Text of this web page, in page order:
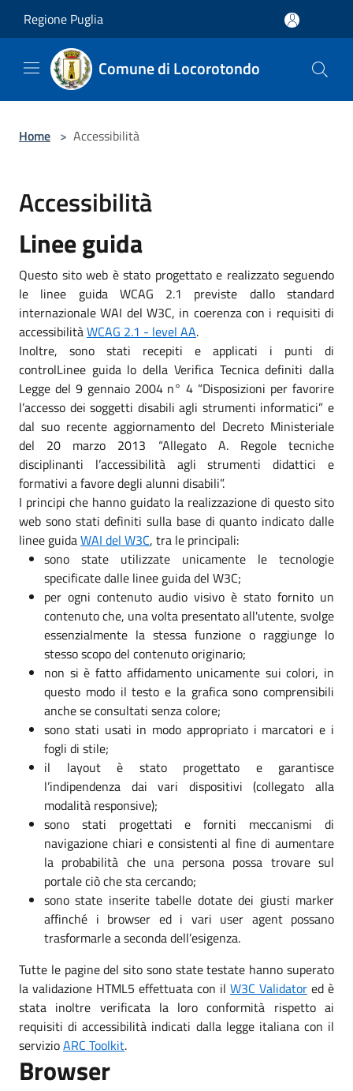
Regione Puglia
Comune di Locorotondo
Home > Accessibilità
Accessibilità
Linee guida
Questo sito web è stato progettato e realizzato seguendo
le linee guida WCAG 2.1 previste dallo standard
internazionale WAI del W3C, in coerenza con i requisiti di
accessibilitàWCAG 2.1 - level AA.
Inoltre, sono stati recepiti e applicati i punti di
controlLinee guida lo della Verifica Tecnica definiti dalla
Legge del 9 gennaio 2004 n° 4 “Disposizioni per favorire
l’accesso dei soggetti disabili agli strumenti informatici” e
dal suo recente aggiornamento del Decreto Ministeriale
del 20 marzo 2013 “Allegato A. Regole tecniche
disciplinanti l’accessibilità agli strumenti didattici e
formativi a favore degli alunni disabili”.
I principi che hanno guidato la realizzazione di questo sito
web sono stati definiti sulla base di quanto indicato dalle
linee guidaWAI del W3C, tra le principali:
sono state utilizzate unicamente le tecnologie
specificate dalle linee guida del W3C;
per ogni contenuto audio visivo è stato fornito un
contenuto che, una volta presentato all'utente, svolge
essenzialmente la stessa funzione o raggiunge lo
stesso scopo del contenuto originario;
non si è fatto affidamento unicamente sui colori, in
questo modo il testo e la grafica sono comprensibili
anche se consultati senza colore;
sono stati usati in modo appropriato i marcatori e i
fogli di stile;
il layout è stato progettato e garantisce
l’indipendenza dai vari dispositivi (collegato alla
modalità responsive);
sono stati progettati e forniti meccanismi di
navigazione chiari e consistenti al fine di aumentare
la probabilità che una persona possa trovare sul
portale ciò che sta cercando;
sono state inserite tabelle dotate dei giusti marker
affinché i browser ed i vari user agent possano
trasformarle a seconda dell’esigenza.
Tutte le pagine del sito sono state testate hanno superato
la validazione HTML5 effettuata con il W3C Validator ed è
stata inoltre verificata la loro conformità rispetto ai
requisiti di accessibilità indicati dalla legge italiana con il
servizioARC Toolkit.
Browser